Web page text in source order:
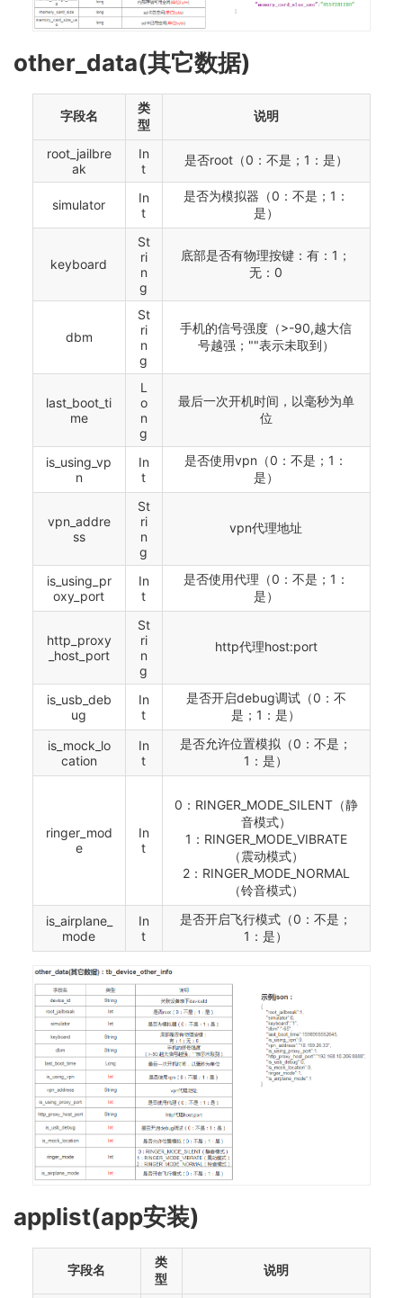
other_data(其它数据)
字段名
类
型
说明
root_jailbre
ak
In
t
是否root（0：不是；1：是）
simulator
In
t
是否为模拟器（0：不是；1：
是）
keyboard
St
ri
n
g
底部是否有物理按键：有：1；
无：0
dbm
St
ri
n
g
手机的信号强度（>-90,越大信
号越强；""表示未取到）
last_boot_ti
me
L
o
n
g
最后一次开机时间，以毫秒为单
位
is_using_vp
n
In
t
是否使用vpn（0：不是；1：
是）
vpn_addre
ss
St
ri
n
g
vpn代理地址
is_using_pr
oxy_port
In
t
是否使用代理（0：不是；1：
是）
http_proxy
_host_port
St
ri
n
g
http代理host:port
is_usb_deb
ug
In
t
是否开启debug调试（0：不
是；1：是）
is_mock_lo
cation
In
t
是否允许位置模拟（0：不是；
1：是）
ringer_mod
e
In
t
0：RINGER_MODE_SILENT（静
音模式）
1：RINGER_MODE_VIBRATE
（震动模式）
2：RINGER_MODE_NORMAL
（铃音模式）
is_airplane_
mode
In
t
是否开启飞行模式（0：不是；
1：是）
applist(app安装)
字段名
类
型
说明